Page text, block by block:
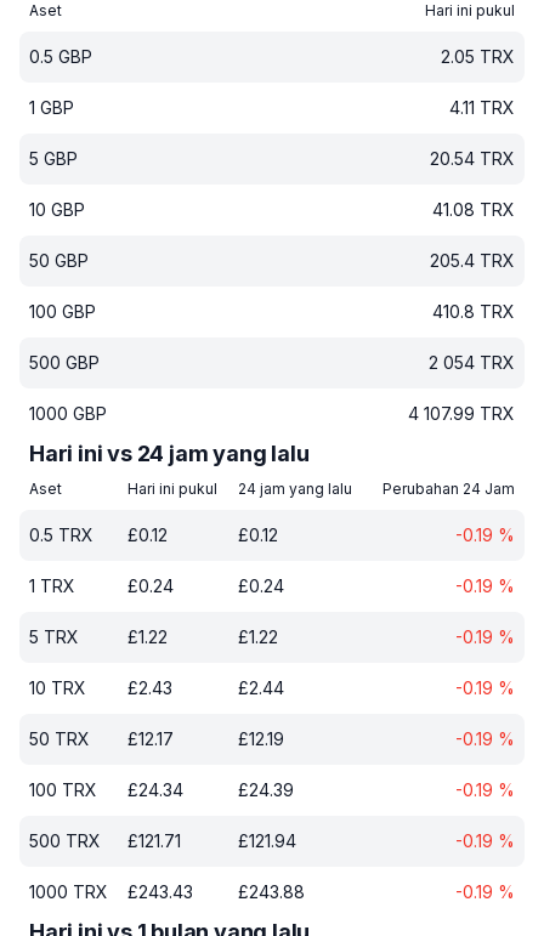
Aset Hari ini pukul
0.5 GBP 2.05 TRX
1 GBP 4.11 TRX
5 GBP 20.54 TRX
10 GBP 41.08 TRX
50 GBP 205.4 TRX
100 GBP 410.8 TRX
500 GBP 2 054 TRX
1000 GBP 4 107.99 TRX
Hari ini vs 24 jam yang lalu
Aset Hari ini pukul 24 jam yang lalu Perubahan 24 Jam
0.5 TRX £0.12 £0.12 -0.19 %
1 TRX £0.24 £0.24 -0.19 %
5 TRX £1.22 £1.22 -0.19 %
10 TRX £2.43 £2.44 -0.19 %
50 TRX £12.17 £12.19 -0.19 %
100 TRX £24.34 £24.39 -0.19 %
500 TRX £121.71 £121.94 -0.19 %
1000 TRX £243.43 £243.88 -0.19 %